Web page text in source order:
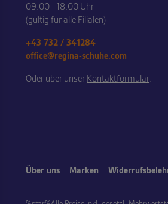
09:00 - 18:00 Uhr
(gültig für alle Filialen)
+43 732 / 341284
office@regina-schuhe.com
Oder über unser Kontaktformular.
Über uns Marken